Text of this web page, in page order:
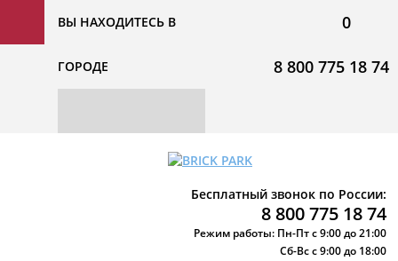
ВЫ НАХОДИТЕСЬ В
ГОРОДЕ
0
8 800 775 18 74
Бесплатный звонок по России:
8 800 775 18 74
Режим работы: Пн-Пт с 9:00 до 21:00
Сб-Вс с 9:00 до 18:00